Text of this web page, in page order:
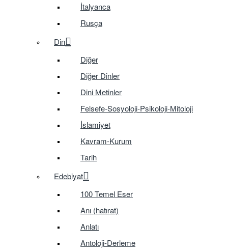
İtalyanca
Rusça
Din
Diğer
Diğer Dinler
Dini Metinler
Felsefe-Sosyoloji-Psikoloji-Mitoloji
İslamiyet
Kavram-Kurum
Tarih
Edebiyat
100 Temel Eser
Anı (hatırat)
Anlatı
Antoloji-Derleme